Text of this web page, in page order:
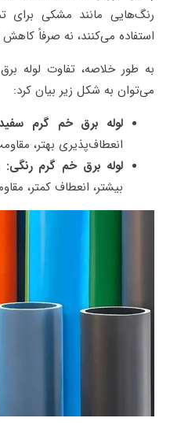
رنگ‌هایی مانند مشکی
استفاده می‌کنند، نه صرفاً
به طور خلاصه، تفاوت لوله
می‌توان به شکل زیر بیان کرد:
لوله برق خم گرم
انعطاف‌پذیری بهتر،
لوله برق خم گرم رنگی:
بیشتر، انعطاف کمتر،